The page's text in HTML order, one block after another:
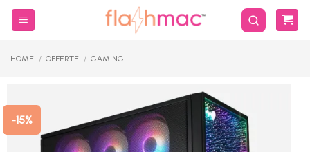
Salta
HOME / OFFERTE / GAMING
-15%